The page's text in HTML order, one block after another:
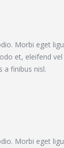
Morbi eget
et, eleifend
a finibus nisl.
Morbi eget